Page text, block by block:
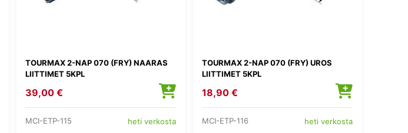
TOURMAX 2-NAP 070 (FRY) NAARAS
LIITTIMET 5KPL
39,00 €
MCI-ETP-115 heti verkosta
TOURMAX 2-NAP 070 (FRY) UROS
LIITTIMET 5KPL
18,90 €
MCI-ETP-116 heti verkosta